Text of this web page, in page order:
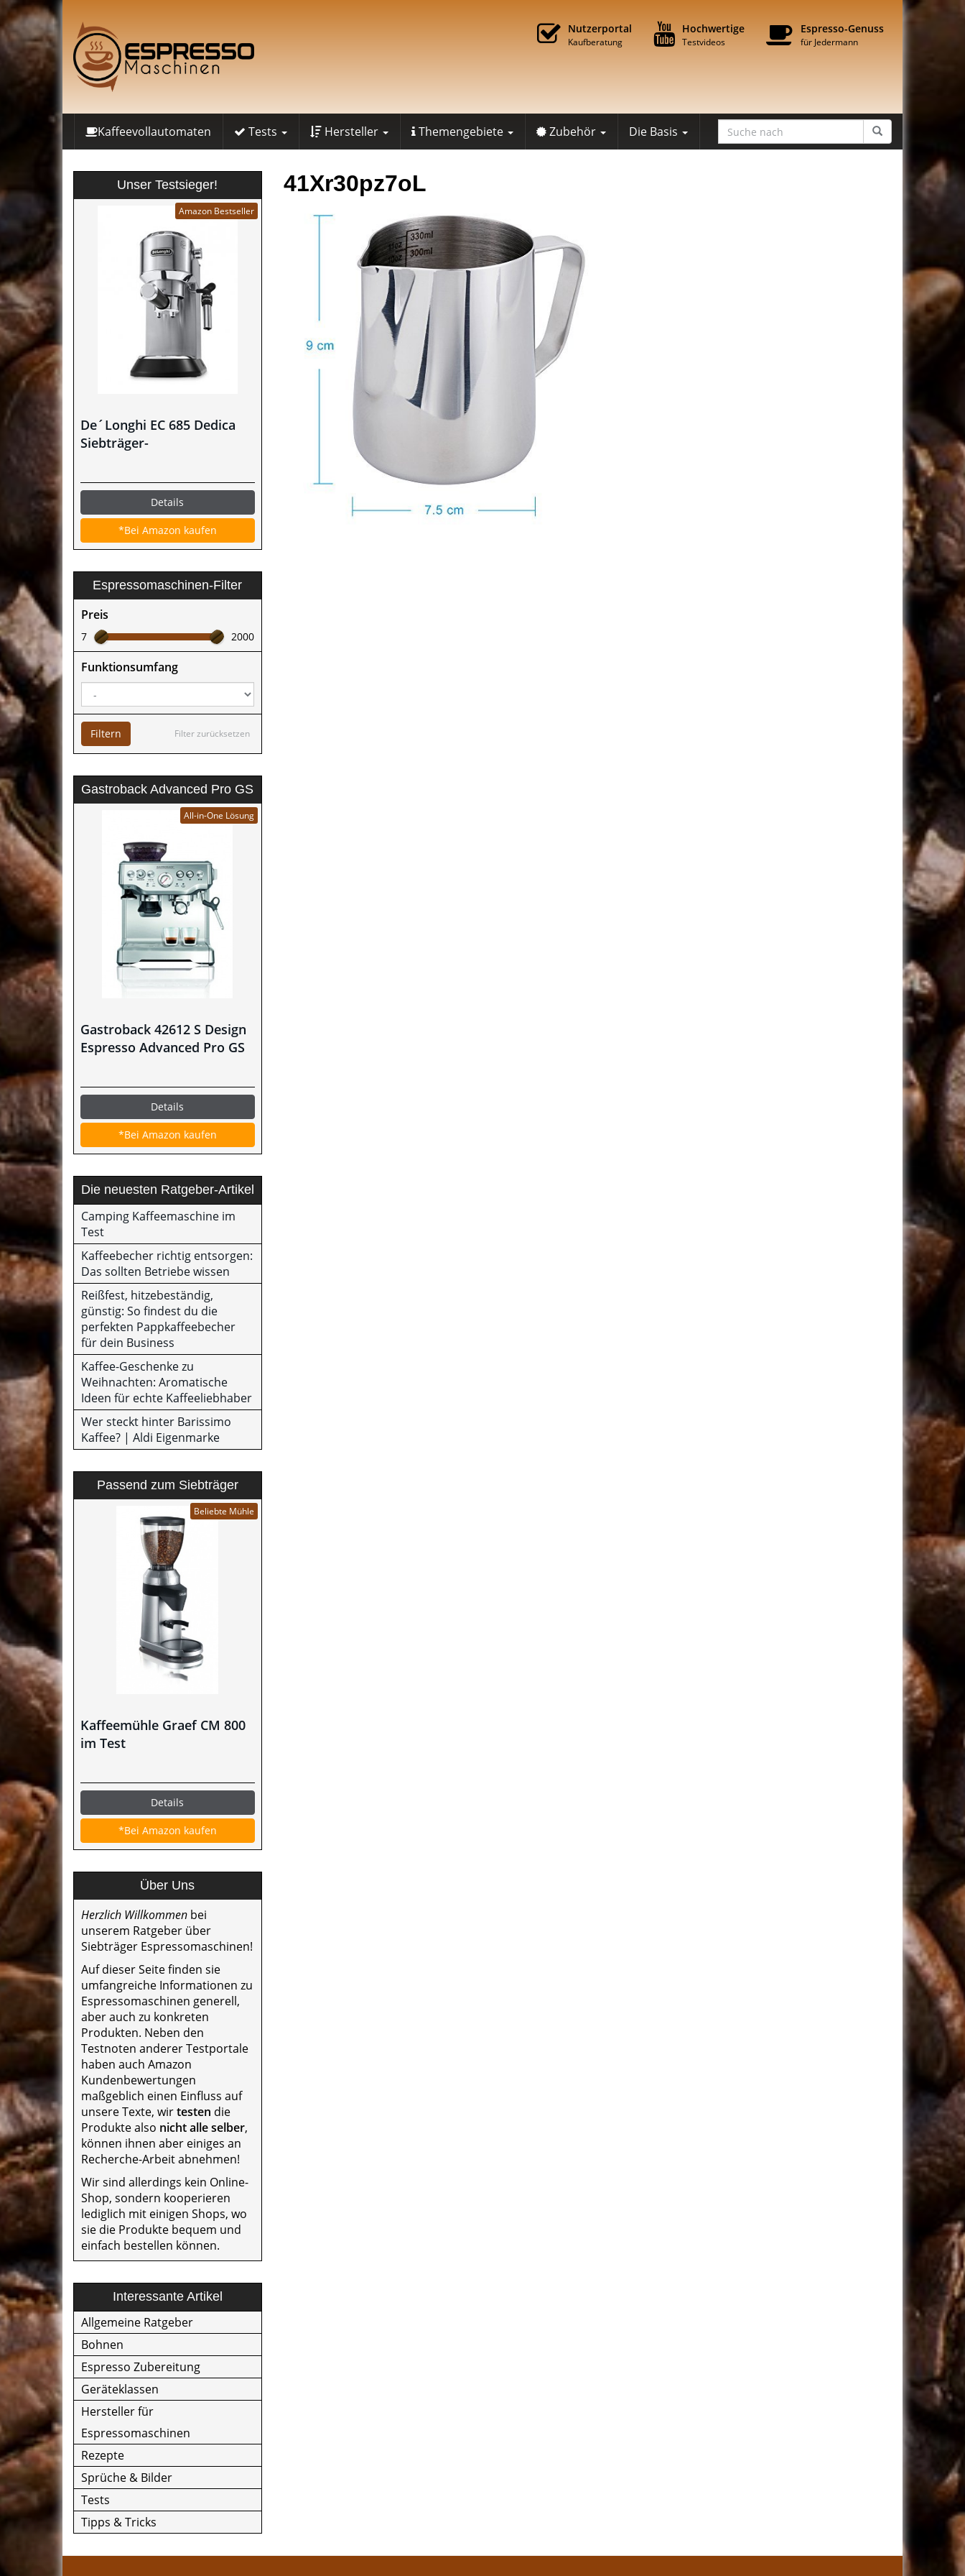
Skip
to
main
content
Nutzerportal
Kaufberatung
Hochwertige
Testvideos
Espresso-Genuss
für Jedermann
Kaffeevollautomaten Tests Hersteller Themengebiete Zubehör Die Basis
41Xr30pz7oL
Unser Testsieger!
Amazon Bestseller
De´Longhi EC 685 Dedica
Siebträger-
Details
*Bei Amazon kaufen
Espressomaschinen-Filter
Preis
7 2000
Funktionsumfang
Filter zurücksetzen
Filtern
Gastroback Advanced Pro GS
All-in-One Lösung
Gastroback 42612 S Design
Espresso Advanced Pro GS
Details
*Bei Amazon kaufen
Die neuesten Ratgeber-Artikel
Camping Kaffeemaschine im
Test
Kaffeebecher richtig entsorgen:
Das sollten Betriebe wissen
Reißfest, hitzebeständig,
günstig: So findest du die
perfekten Pappkaffeebecher
für dein Business
Kaffee-Geschenke zu
Weihnachten: Aromatische
Ideen für echte Kaffeeliebhaber
Wer steckt hinter Barissimo
Kaffee? | Aldi Eigenmarke
Passend zum Siebträger
Beliebte Mühle
Kaffeemühle Graef CM 800
im Test
Details
*Bei Amazon kaufen
Über Uns
Herzlich Willkommen bei
unserem Ratgeber über
Siebträger Espressomaschinen!
Auf dieser Seite finden sie
umfangreiche Informationen zu
Espressomaschinen generell,
aber auch zu konkreten
Produkten. Neben den
Testnoten anderer Testportale
haben auch Amazon
Kundenbewertungen
maßgeblich einen Einfluss auf
unsere Texte, wirtesten die
Produkte also nicht alle selber,
können ihnen aber einiges an
Recherche-Arbeit abnehmen!
Wir sind allerdings kein Online-
Shop, sondern kooperieren
lediglich mit einigen Shops, wo
sie die Produkte bequem und
einfach bestellen können.
Interessante Artikel
Allgemeine Ratgeber
Bohnen
Espresso Zubereitung
Geräteklassen
Hersteller für
Espressomaschinen
Rezepte
Sprüche & Bilder
Tests
Tipps & Tricks